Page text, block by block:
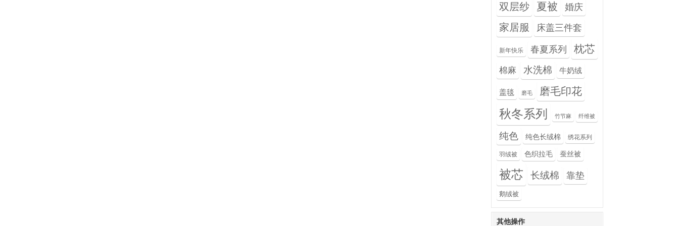
双层纱 夏被 婚庆
家居服 床盖三件套
新年快乐 春夏系列 枕芯
棉麻 水洗棉 牛奶绒
盖毯 磨毛 磨毛印花
秋冬系列 竹节麻 纤维被
纯色 纯色长绒棉 绣花系列
羽绒被 色织拉毛 蚕丝被
被芯 长绒棉 靠垫
鹅绒被
其他操作